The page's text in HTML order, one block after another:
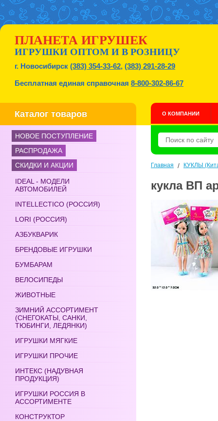
ПЛАНЕТА ИГРУШЕК
ИГРУШКИ ОПТОМ И В РОЗНИЦУ
г. Новосибирск (383) 354-33-62, (383) 291-28-29
Бесплатная единая справочная 8-800-302-86-67
Каталог товаров О КОМПАНИИ
НОВОЕ ПОСТУПЛЕНИЕ
РАСПРОДАЖА
СКИДКИ И АКЦИИ
IDEAL - МОДЕЛИ
АВТОМОБИЛЕЙ
INTELLECTICO (РОССИЯ)
LORI (РОССИЯ)
АЗБУКВАРИК
БРЕНДОВЫЕ ИГРУШКИ
БУМБАРАМ
ВЕЛОСИПЕДЫ
ЖИВОТНЫЕ
ЗИМНИЙ АССОРТИМЕНТ
(СНЕГОКАТЫ, САНКИ,
ТЮБИНГИ, ЛЕДЯНКИ)
ИГРУШКИ МЯГКИЕ
ИГРУШКИ ПРОЧИЕ
ИНТЕКС (НАДУВНАЯ
ПРОДУКЦИЯ)
ИГРУШКИ РОССИЯ В
АССОРТИМЕНТЕ
КОНСТРУКТОР
Главная / КУКЛЫ
кукла ВП